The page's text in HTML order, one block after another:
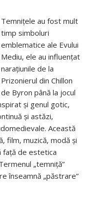
Temnițele au fost mult
timp simboluri
emblematice ale Evului
Mediu, ele au influențat
narațiunile de la
Prizonierul din Chillon
de Byron până la jocul
și genul gotic,
și astăzi,
Această
film, muzică, modă și
față de estetica
„temniță”
înseamnă „păstrare”